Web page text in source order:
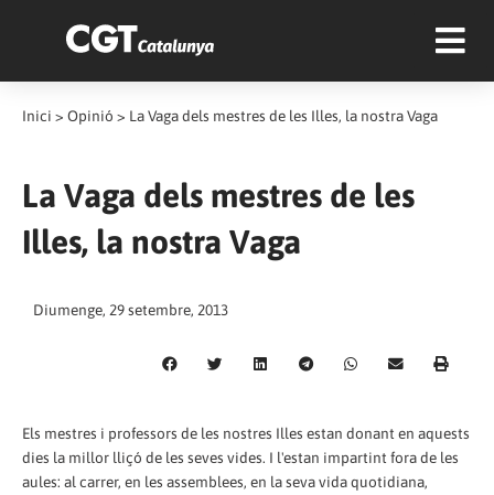
Inici > Opinió > La Vaga dels mestres de les Illes, la nostra Vaga
La Vaga dels mestres de les
Illes, la nostra Vaga
Diumenge, 29 setembre, 2013
Els mestres i professors de les nostres Illes estan donant en aquests
dies la millor lliçó de les seves vides. I l'estan impartint fora de les
aules: al carrer, en les assemblees, en la seva vida quotidiana,